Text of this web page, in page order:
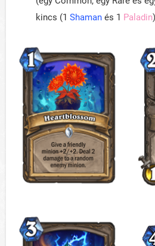
kincs (1 Shaman és 1 Paladin